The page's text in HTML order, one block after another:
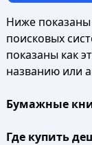
Ниже показаны
поисковых
показаны как
названию или
Бумажные
Где купить